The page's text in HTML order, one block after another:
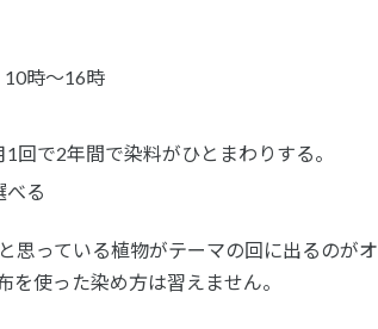
時～16時
回で2年間で染料がひとまわりする。
べる
思っている植物がテーマの回に出るのがオ
使った染め方は習えません。